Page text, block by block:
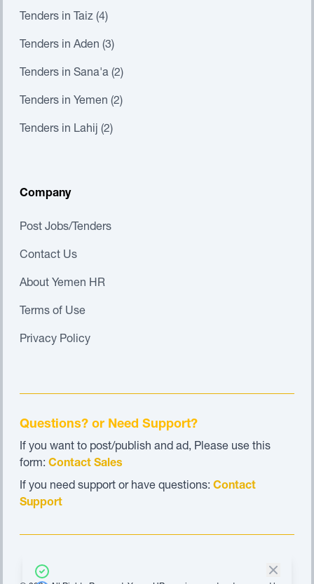
Tenders in Taiz (4)
Tenders in Aden (3)
Tenders in Sana'a (2)
Tenders in Yemen (2)
Tenders in Lahij (2)
Company
Post Jobs/Tenders
Contact Us
About Yemen HR
Terms of Use
Privacy Policy
Questions? or Need Support?
If you want to post/publish and ad, Please use this
form: Contact Sales
If you need support or have questions: Contact
Support